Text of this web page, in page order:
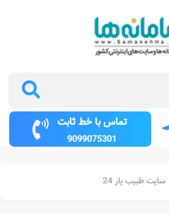
تماس با خط ثابت
9099075301
سایت طبیب یار 24